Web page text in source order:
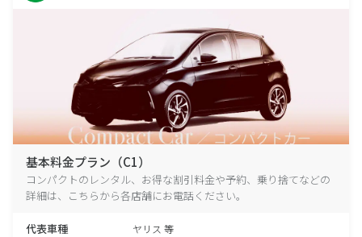
基本料金プラン（C1）
コンパクトのレンタル、お得な割引料金や予約、乗り捨てなどの
詳細は、こちらから各店舗にお電話ください。
代表車種 ヤリス 等